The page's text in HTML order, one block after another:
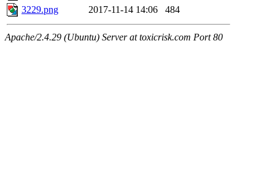
3229.png
2017-11-14 14:06 484
Apache/2.4.29 (Ubuntu) Server at toxicrisk.com Port 80